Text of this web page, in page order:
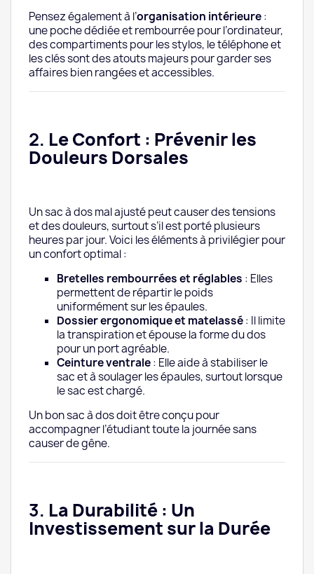
Pensez également à l’organisation intérieure:
une poche dédiée et rembourrée pour l’ordinateur,
des compartiments pour les stylos, le téléphone et
les clés sont des atouts majeurs pour garder ses
affaires bien rangées et accessibles.
2. Le Confort : Prévenir les
Douleurs Dorsales
Un sac à dos mal ajusté peut causer des tensions
et des douleurs, surtout s’il est porté plusieurs
heures par jour. Voici les éléments à privilégier pour
un confort optimal :
Bretelles rembourrées et réglables : Elles
permettent de répartir le poids
uniformément sur les épaules.
Dossier ergonomique et matelassé: Il limite
la transpiration et épouse la forme du dos
pour un port agréable.
Ceinture ventrale: Elle aide à stabiliser le
sac et à soulager les épaules, surtout lorsque
le sac est chargé.
Un bon sac à dos doit être conçu pour
accompagner l’étudiant toute la journée sans
causer de gêne.
3. La Durabilité : Un
Investissement sur la Durée